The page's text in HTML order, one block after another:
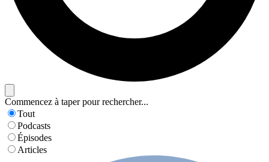
Commencez à taper pour rechercher...
Tout
Podcasts
Épisodes
Articles